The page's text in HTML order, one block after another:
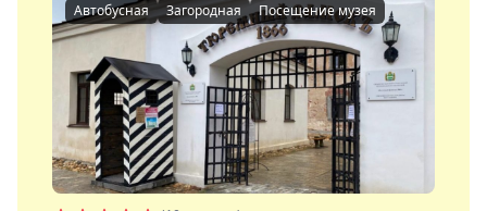
Автобусная Загородная Посещение музея